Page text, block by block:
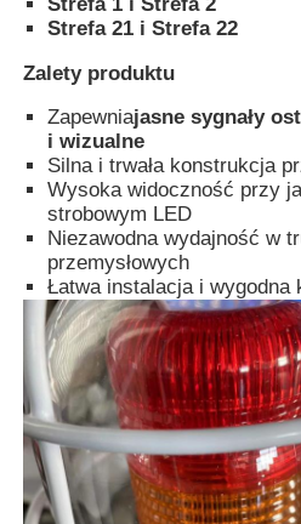
wyłącznik
Glandy kablowe
wtyczka i gniazdo
Strefa 21 i Strefa 22
Zalety produktu
Zapewniajasne sygnały
i wizualne
Silna i trwała konstrukcja
Wysoka widoczność przy
strobowym LED
Niezawodna wydajność w
przemysłowych
Łatwa instalacja i wygodna